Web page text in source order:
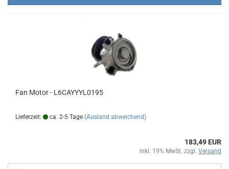
Fan Motor - L6CAYYYL0195
Lieferzeit: ca. 2-5 Tage (Ausland abweichend)
183,49 EUR
inkl. 19% MwSt. zzgl. Versand